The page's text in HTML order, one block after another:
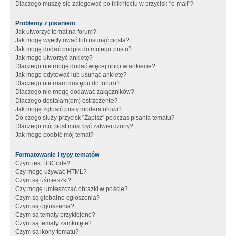
Dlaczego muszę się zalogować po kliknięciu w przycisk "e-mail"?
Problemy z pisaniem
Jak utworzyć temat na forum?
Jak mogę wyedytować lub usunąć posta?
Jak mogę dodać podpis do mojego postu?
Jak mogę utworzyć ankietę?
Dlaczego nie mogę dodać więcej opcji w ankiecie?
Jak mogę edytować lub usunąć ankietę?
Dlaczego nie mam dostępu do forum?
Dlaczego nie mogę dodawać załączników?
Dlaczego dostałam(em) ostrzeżenie?
Jak mogę zgłosić posty moderatorowi?
Do czego służy przycisk "Zapisz" podczas pisania tematu?
Dlaczego mój post musi być zatwierdzony?
Jak mogę podbić mój temat?
Formatowanie i typy tematów
Czym jest BBCode?
Czy mogę używać HTML?
Czym są uśmieszki?
Czy mogę umieszczać obrazki w poście?
Czym są globalne ogłoszenia?
Czym są ogłoszenia?
Czym są tematy przyklejone?
Czym są tematy zamknięte?
Czym są ikony tematu?